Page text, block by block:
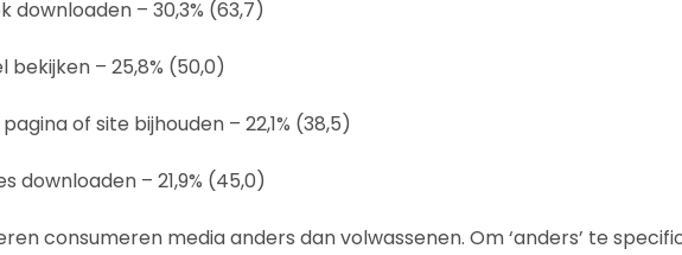
downloaden – 30,3% (63,7)
bekijken – 25,8% (50,0)
pagina of site bijhouden – 22,1% (38,5)
downloaden – 21,9% (45,0)
consumeren media anders dan volwassenen. Om ‘anders’ te